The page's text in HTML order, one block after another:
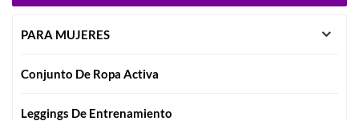
PARA MUJERES
Conjunto De Ropa Activa
Leggings De Entrenamiento